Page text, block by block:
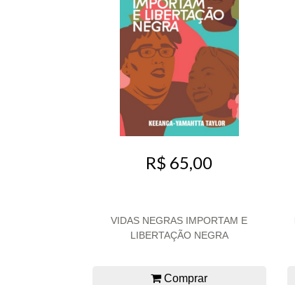
R$ 65,00
VIDAS NEGRAS IMPORTAM E
LIBERTAÇÃO NEGRA
Comprar